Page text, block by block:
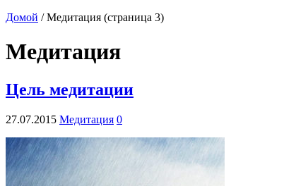
Домой / Медитация (страница 3)
Медитация
Цель медитации
27.07.2015 Медитация 0